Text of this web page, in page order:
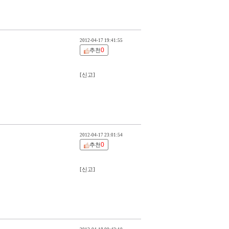
2012-04-17 19:41:55
추천0
[신고]
2012-04-17 23:01:54
추천0
[신고]